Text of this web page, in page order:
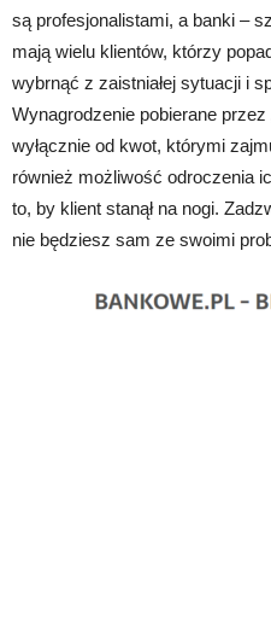
są profesjonalistami, a banki –
mają wielu klientów, którzy
wybrnąć z zaistniałej sytuacji i
Wynagrodzenie pobierane przez
wyłącznie od kwot, którymi
również możliwość odroczenia
to, by klient stanął na nogi.
nie będziesz sam ze swoimi